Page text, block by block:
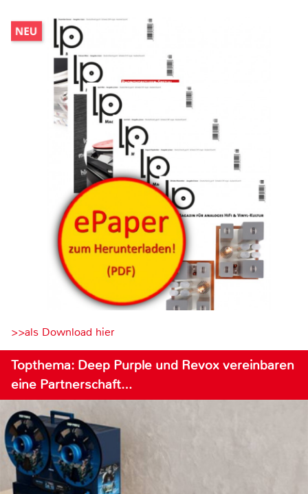
>>als Download hier
Topthema: Deep Purple und Revox vereinbaren
eine Partnerschaft…